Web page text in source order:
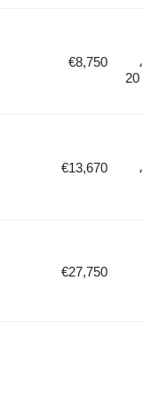
€8,750
€13,670
€27,750